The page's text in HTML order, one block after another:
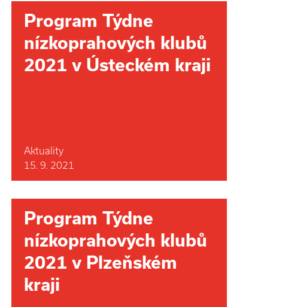
Program Týdne
nízkoprahových klubů
2021 v Ústeckém kraji
Aktuality
15. 9. 2021
Program Týdne
nízkoprahových klubů
2021 v Plzeňském
kraji